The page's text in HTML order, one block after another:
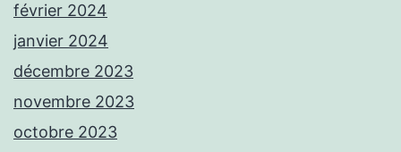
février 2024
janvier 2024
décembre 2023
novembre 2023
octobre 2023